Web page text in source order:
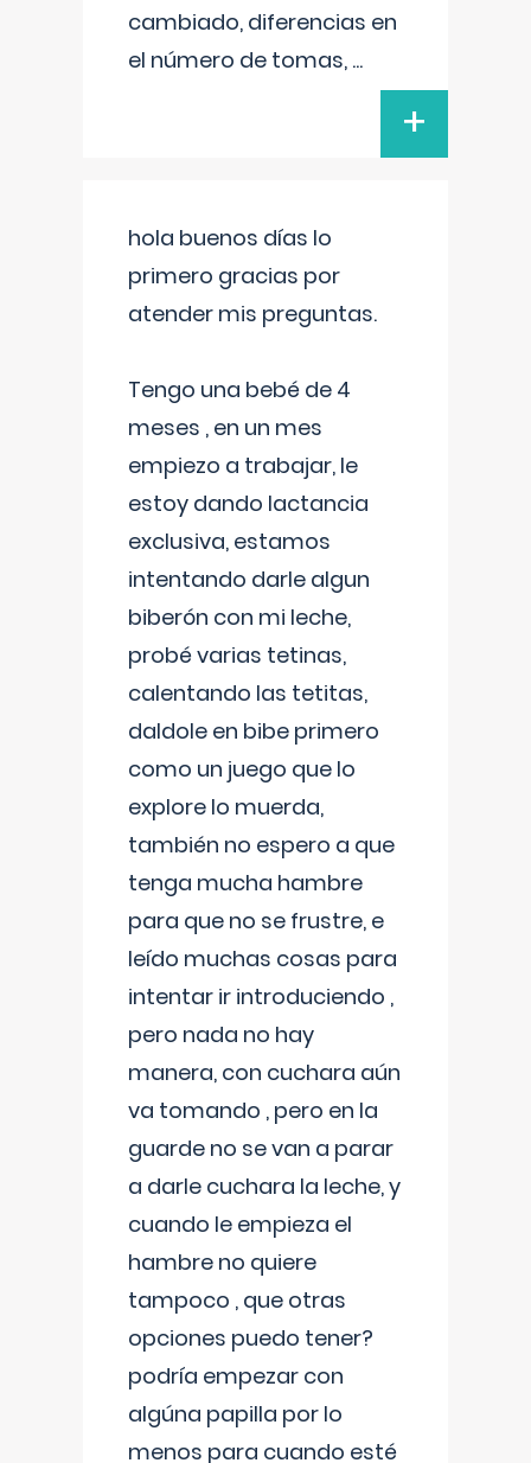
cambiado, diferencias en
el número de tomas, ...
+
hola buenos días lo
primero gracias por
atender mis preguntas.
Tengo una bebé de 4
meses , en un mes
empiezo a trabajar, le
estoy dando lactancia
exclusiva, estamos
intentando darle algun
biberón con mi leche,
probé varias tetinas,
calentando las tetitas,
daldole en bibe primero
como un juego que lo
explore lo muerda,
también no espero a que
tenga mucha hambre
para que no se frustre, e
leído muchas cosas para
intentar ir introduciendo ,
pero nada no hay
manera, con cuchara aún
va tomando , pero en la
guarde no se van a parar
a darle cuchara la leche, y
cuando le empieza el
hambre no quiere
tampoco , que otras
opciones puedo tener?
podría empezar con
algúna papilla por lo
menos para cuando esté